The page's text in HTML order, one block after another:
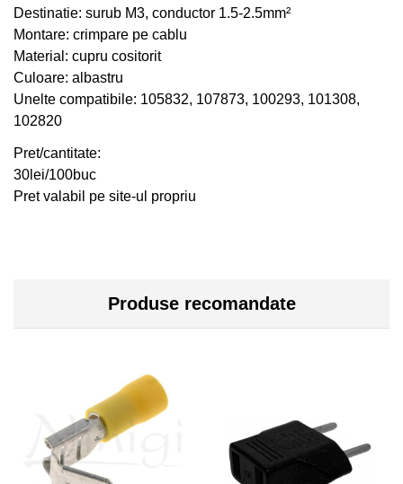
Destinatie: surub M3, conductor 1.5-2.5mm²
Montare: crimpare pe cablu
Material: cupru cositorit
Culoare: albastru
Unelte compatibile: 105832, 107873, 100293, 101308,
102820
Pret/cantitate:
30lei/100buc
Pret valabil pe site-ul propriu
Produse recomandate